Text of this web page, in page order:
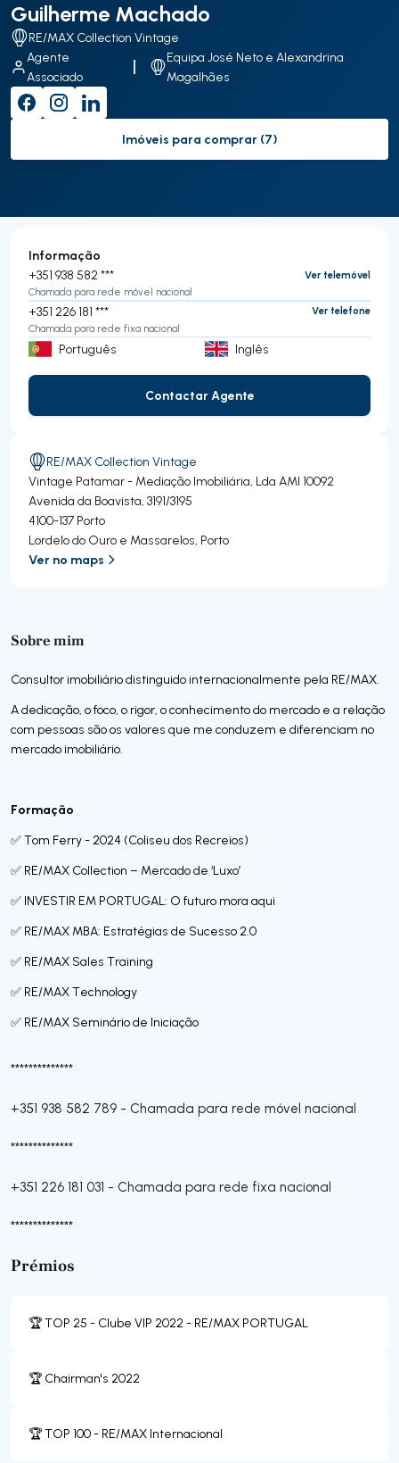
Guilherme Machado
RE/MAX Collection Vintage
Agente
Associado
Equipa José Neto e Alexandrina
Magalhães
to-buy-listing
Imóveis para comprar (7)
Sobre mim
Consultor imobiliário distinguido internacionalmente pela RE/MAX.
A dedicação, o foco, o rigor, o conhecimento do mercado e a relação
com pessoas são os valores que me conduzem e diferenciam no
mercado imobiliário.
Formação
✅ Tom Ferry - 2024 (Coliseu dos Recreios)
✅ RE/MAX Collection – Mercado de ‘Luxo’
✅ INVESTIR EM PORTUGAL: O futuro mora aqui
✅ RE/MAX MBA: Estratégias de Sucesso 2.0
✅ RE/MAX Sales Training
✅ RE/MAX Technology
✅ RE/MAX Seminário de Iniciação
**************
+351 938 582 789 - Chamada para rede móvel nacional
**************
+351 226 181 031 - Chamada para rede fixa nacional
**************
Prémios
🏆 TOP 25 - Clube VIP 2022 - RE/MAX PORTUGAL
🏆 Chairman's 2022
🏆 TOP 100 - RE/MAX Internacional
Informação
+351 938 582 ***
Ver telemóvel
Chamada para rede móvel nacional
+351 226 181 ***
Ver telefone
Chamada para rede fixa nacional
Português Inglês
Contactar Agente
Contactar Agente
RE/MAX Collection Vintage
Vintage Patamar - Mediação Imobiliária, Lda AMI 10092
Avenida da Boavista, 3191/3195
4100-137 Porto
Lordelo do Ouro e Massarelos, Porto
Ver no maps